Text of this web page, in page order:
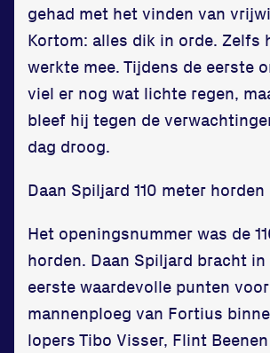
gehad met het vinden van
Kortom: alles dik in orde. Zelfs
werkte mee. Tijdens de eerste
viel er nog wat lichte regen,
bleef hij tegen de
dag droog.
Daan Spiljard 110 meter horden
Het openingsnummer was de
horden. Daan Spiljard bracht in
eerste waardevolle punten
mannenploeg van Fortius
lopers Tibo Visser, Flint